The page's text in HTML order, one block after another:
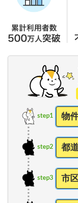
step1
step2
step3